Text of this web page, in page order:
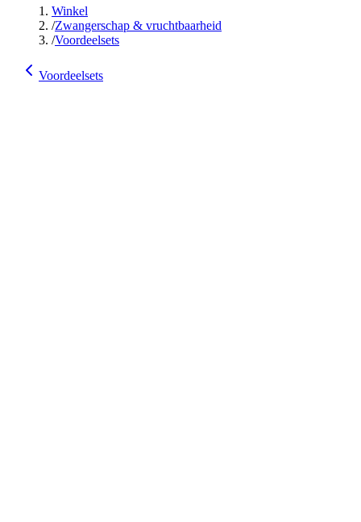
Winkel
/Zwangerschap & vruchtbaarheid
/Voordeelsets
Voordeelsets